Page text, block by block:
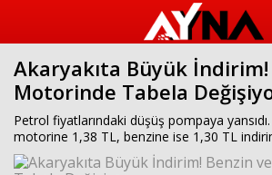
sohbet
cinsel
sohbet
sohbet
mobil
sohbet
islami
sohbetler
Akaryakıta Büyük
Motorinde Tabela
Petrol fiyatlarındaki düşüş pompaya
motorine 1,38 TL, benzine ise 1,30 TL